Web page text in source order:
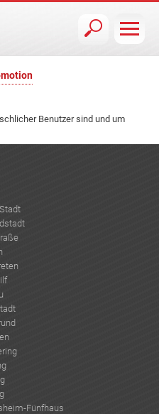
Benutzer sind und um
Fünfhaus